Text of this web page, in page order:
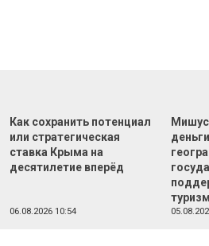
Как сохранить потенциал
или стратегическая
ставка Крыма на
десятилетие вперёд
06.08.2026 10:54